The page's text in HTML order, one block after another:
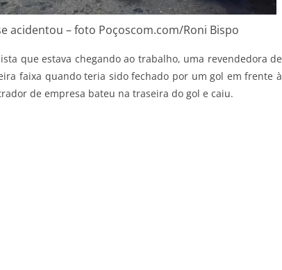
acidentou – foto Poçoscom.com/Roni Bispo
que estava chegando ao trabalho, uma revendedora de
faixa quando teria sido fechado por um gol em frente à
de empresa bateu na traseira do gol e caiu.